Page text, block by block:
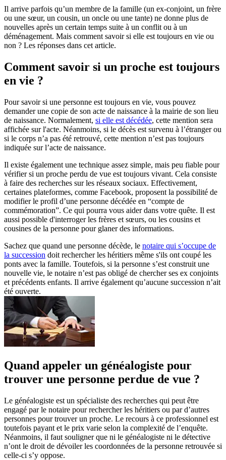
Il arrive parfois qu’un membre de la famille (un ex-conjoint, un frère
ou une sœur, un cousin, un oncle ou une tante) ne donne plus de
nouvelles après un certain temps suite à un conflit ou à un
déménagement. Mais comment savoir si elle est toujours en vie ou
non ? Les réponses dans cet article.
Comment savoir si un proche est toujours
en vie ?
Pour savoir si une personne est toujours en vie, vous pouvez
demander une copie de son acte de naissance à la mairie de son lieu
de naissance. Normalement, si elle est décédée, cette mention sera
affichée sur l'acte. Néanmoins, si le décès est survenu à l’étranger ou
si le corps n’a pas été retrouvé, cette mention n’est pas toujours
indiquée sur l’acte de naissance.
Il existe également une technique assez simple, mais peu fiable pour
vérifier si un proche perdu de vue est toujours vivant. Cela consiste
à faire des recherches sur les réseaux sociaux. Effectivement,
certaines plateformes, comme Facebook, proposent la possibilité de
modifier le profil d’une personne décédée en “compte de
commémoration”. Ce qui pourra vous aider dans votre quête. Il est
aussi possible d'interroger les frères et sœurs, ou les cousins et
cousines de la personne pour glaner des informations.
Sachez que quand une personne décède, le notaire qui s’occupe de
la succession doit rechercher les héritiers même s'ils ont coupé les
ponts avec la famille. Toutefois, si la personne s’est construit une
nouvelle vie, le notaire n’est pas obligé de chercher ses ex conjoints
et précédents enfants. Il arrive également qu’aucune succession n’ait
été ouverte.
Quand appeler un généalogiste pour
trouver une personne perdue de vue ?
Le généalogiste est un spécialiste des recherches qui peut être
engagé par le notaire pour rechercher les héritiers ou par d’autres
personnes pour trouver un proche. Le recours à ce professionnel est
toutefois payant et le prix varie selon la complexité de l’enquête.
Néanmoins, il faut souligner que ni le généalogiste ni le détective
n’ont le droit de dévoiler les coordonnées de la personne retrouvée si
celle-ci s’y oppose.